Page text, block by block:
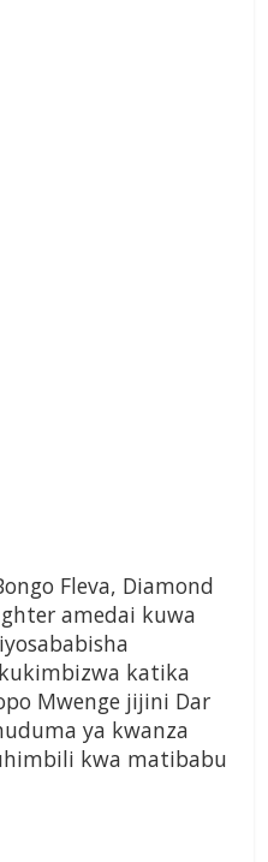
Fleva, Diamond
amedai kuwa
katika
Mwenge jijini Dar
ya kwanza
kwa matibabu